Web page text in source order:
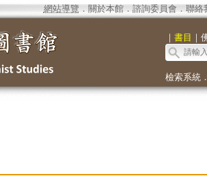
網站導覽 ． 關於本館． 諮詢委員會． 聯絡
｜ 書目 ｜
檢索系統．